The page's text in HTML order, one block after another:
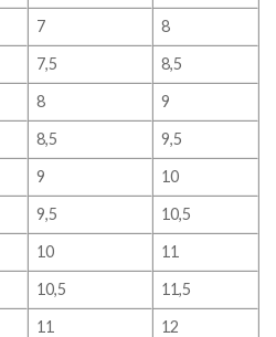
7
8
7,5
8,5
8
9
8,5
9,5
9
10
9,5
10,5
10
11
10,5
11,5
11
12